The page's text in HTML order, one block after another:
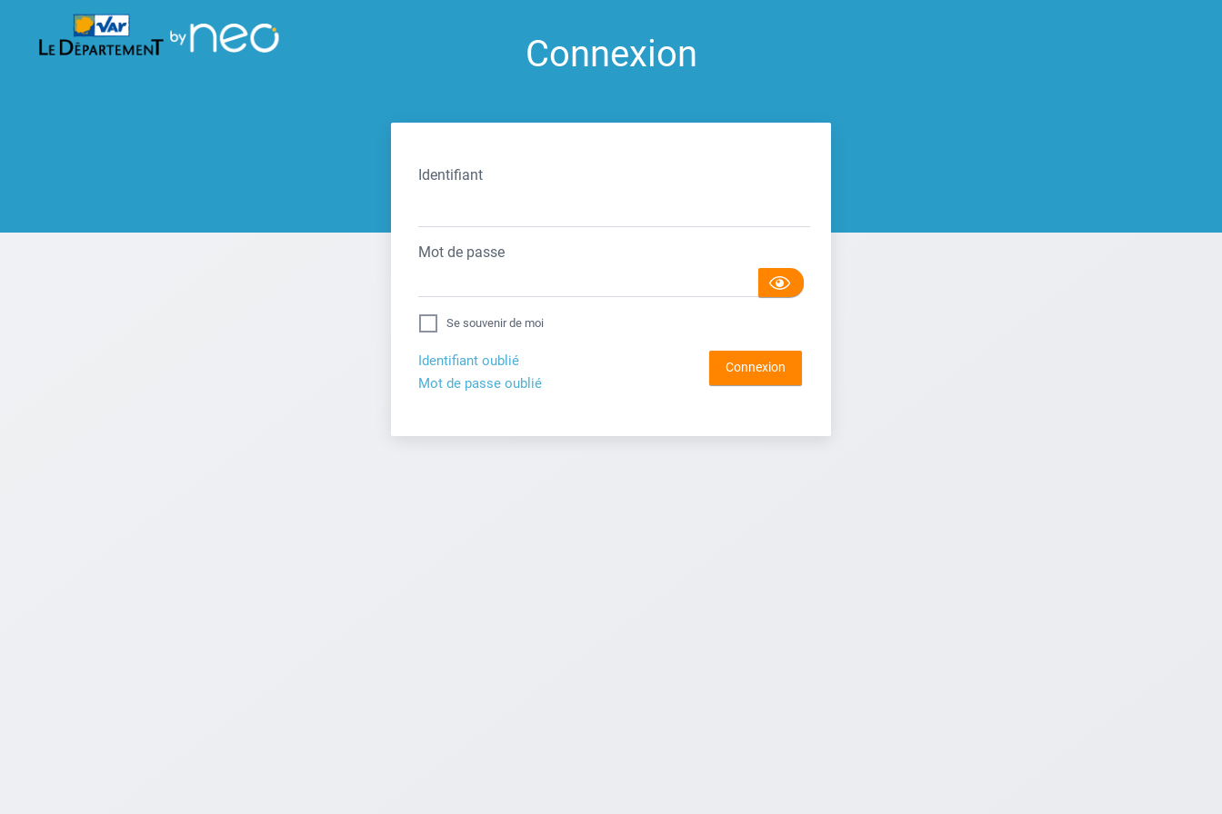
Connexion
Identifiant
Mot de passe
Se souvenir de moi
Identifiant oublié
Mot de passe oublié
Connexion